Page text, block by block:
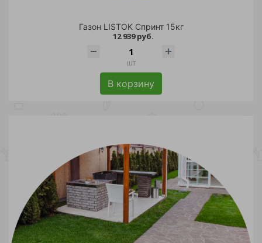
Газон LISTOK Спринт 15кг
12 939 руб.
шт
В корзину